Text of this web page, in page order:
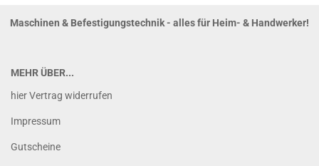
Maschinen & Befestigungstechnik - alles für Heim- & Handwerker!
MEHR ÜBER...
hier Vertrag widerrufen
Impressum
Gutscheine